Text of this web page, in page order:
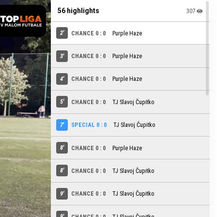
56 highlights 307
2' CHANCE 0 : 0 Purple Haze
3' CHANCE 0 : 0 Purple Haze
4' CHANCE 0 : 0 Purple Haze
5' CHANCE 0 : 0 TJ Slavoj Čupitko
7' SPECIAL 0 : 0 TJ Slavoj Čupitko
8' CHANCE 0 : 0 Purple Haze
8' CHANCE 0 : 0 TJ Slavoj Čupitko
9' CHANCE 0 : 0 TJ Slavoj Čupitko